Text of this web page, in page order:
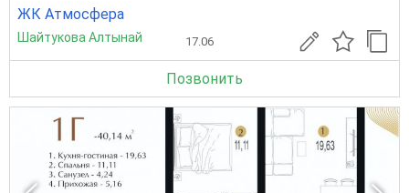
ЖК Атмосфера
Шайтукова Алтынай 17.06
Позвонить